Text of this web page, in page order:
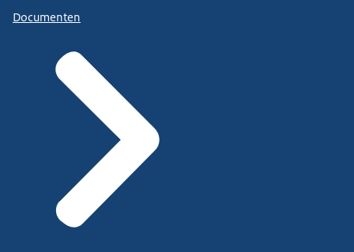
Documenten